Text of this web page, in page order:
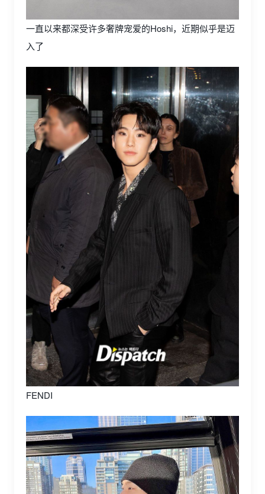
一直以来都深受许多奢牌宠爱的Hoshi，近期似乎是迈
入了
FENDI